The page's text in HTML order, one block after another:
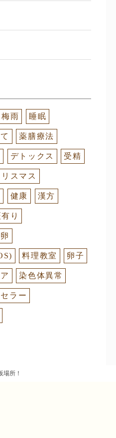
梅雨 睡眠
薬膳療法
デトックス 受精
リスマス
健康 漢方
り
料理教室 卵子
染色体異常
ラー
場所！